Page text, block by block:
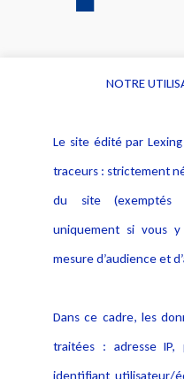
Alerte professionnelle
Déclaration d'accessibilité
Notice Légale
Politique de protection des
données
NOTRE
Le site édité par
traceurs : strictement
du site
uniquement si vous
mesure d’audience et
Dans ce cadre, les
traitées : adresse IP,
identifiant utilisateur/